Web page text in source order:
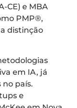
CE) e MBA
PMP®️,
distinção
em IA, já
país.
e